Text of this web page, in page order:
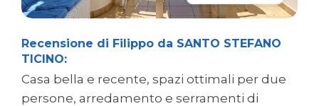
Recensione di Filippo da SANTO STEFANO
TICINO:
Casa bella e recente, spazi ottimali per due
persone, arredamento e serramenti di